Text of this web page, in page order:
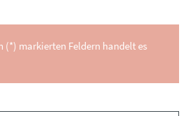
(*) markierten Feldern handelt es